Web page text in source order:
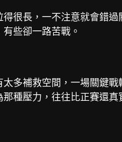
很長，一不注意就會錯過
些卻一路苦戰。
多補救空間，一場關鍵戰
種壓力，往往比正賽還真